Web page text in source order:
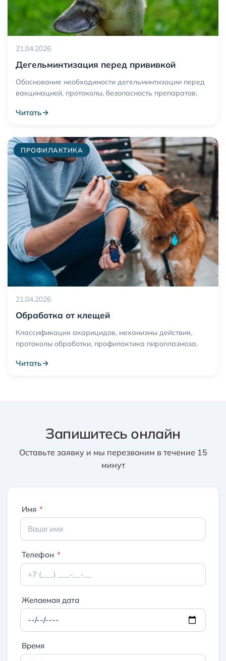
21.04.2026
Дегельминтизация перед прививкой
Обоснование необходимости дегельминтизации перед
вакцинацией, протоколы, безопасность препаратов.
Читать
ПРОФИЛАКТИКА
21.04.2026
Обработка от клещей
Классификация акарицидов, механизмы действия,
протоколы обработки, профилактика пироплазмоза.
Читать
Запишитесь онлайн
Оставьте заявку и мы перезвоним в течение 15
минут
Имя *
Телефон *
Желаемая дата
Время